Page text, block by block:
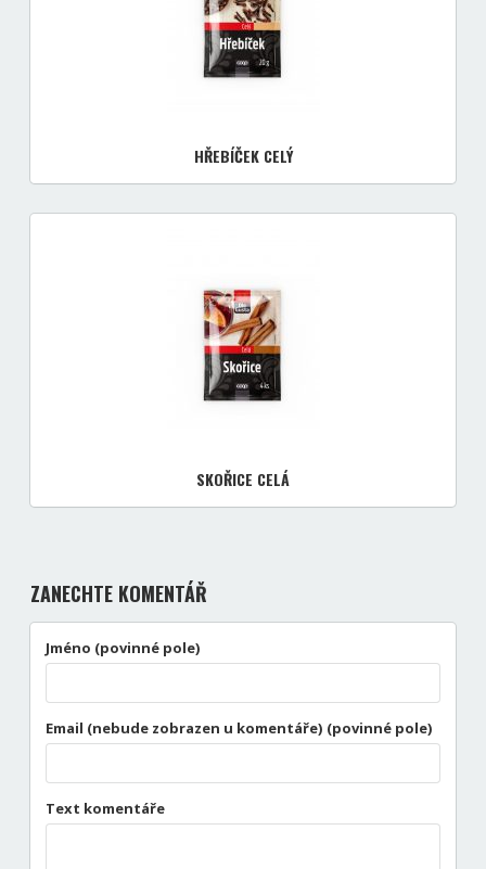
HŘEBÍČEK CELÝ
SKOŘICE CELÁ
ZANECHTE KOMENTÁŘ
Jméno (povinné pole)
Email (nebude zobrazen u komentáře) (povinné pole)
Text komentáře